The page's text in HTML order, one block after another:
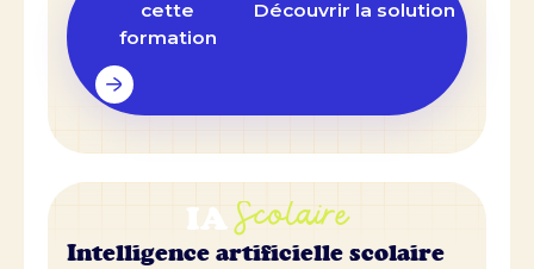
cette
formation
Découvrir la solution
IAScolaire
Intelligence artificielle scolaire